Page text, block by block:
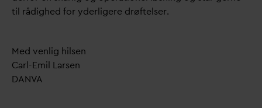
til rådighed for yderligere drøftelser.
Med venlig hilsen
Carl-Emil Larsen
DANVA